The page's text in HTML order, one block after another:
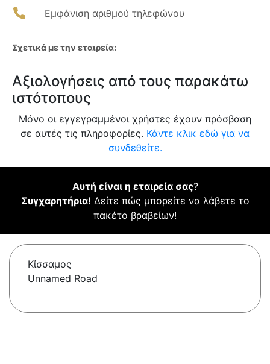
Εμφάνιση αριθμού τηλεφώνου
Σχετικά με την εταιρεία:
Αξιολογήσεις από τους παρακάτω
ιστότοπους
Μόνο οι εγγεγραμμένοι χρήστες έχουν πρόσβαση
σε αυτές τις πληροφορίες. Κάντε κλικ εδώ για να
συνδεθείτε.
Αυτή είναι η εταιρεία σας?
Συγχαρητήρια! Δείτε πώς μπορείτε να λάβετε το
πακέτο βραβείων!
Κίσσαμος
Unnamed Road